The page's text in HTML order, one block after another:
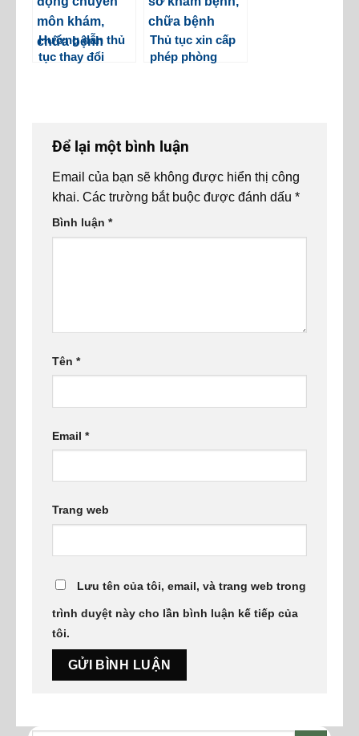
Hướng dẫn thủ
tục thay đổi
Thủ tục xin cấp
phép phòng
Để lại một bình luận
Email của bạn sẽ không được hiển thị công
khai. Các trường bắt buộc được đánh dấu *
Bình luận *
Tên *
Email *
Trang web
Lưu tên của tôi, email, và trang web trong
trình duyệt này cho lần bình luận kế tiếp của
tôi.